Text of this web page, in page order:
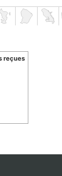
reçues